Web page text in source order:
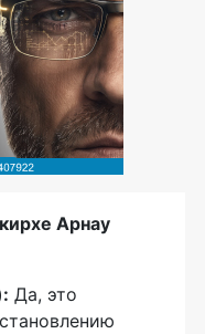
Арнау
Да, это